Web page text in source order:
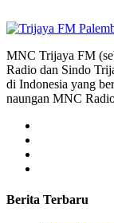
MNC Trijaya FM
Radio dan Sindo
di Indonesia yang
naungan MNC
Berita Terbaru